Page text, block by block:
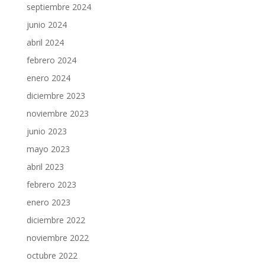
septiembre 2024
junio 2024
abril 2024
febrero 2024
enero 2024
diciembre 2023
noviembre 2023
junio 2023
mayo 2023
abril 2023
febrero 2023
enero 2023
diciembre 2022
noviembre 2022
octubre 2022